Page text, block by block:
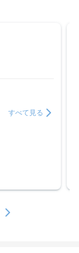
すべて見る